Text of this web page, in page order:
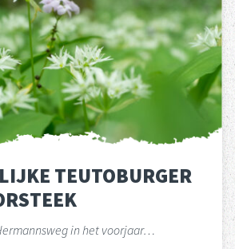
TEUTOBURGER
in het voorjaar…